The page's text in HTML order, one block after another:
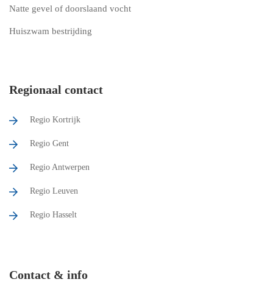
Natte gevel of doorslaand vocht
Huiszwam bestrijding
Regionaal contact
Regio Kortrijk
Regio Gent
Regio Antwerpen
Regio Leuven
Regio Hasselt
Contact & info